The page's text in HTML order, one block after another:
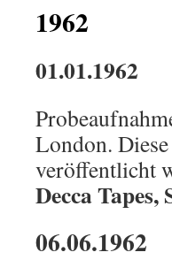
1962
01.01.1962
London.
veröffentlicht
Decca Tapes,
06.06.1962